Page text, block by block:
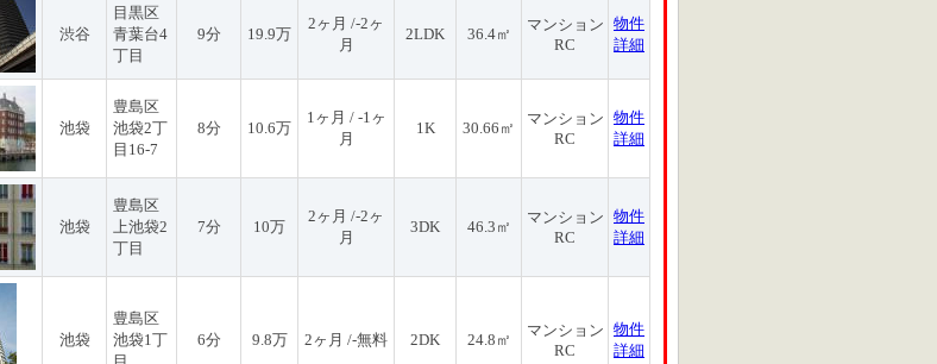
渋谷
目黒区
青葉台4
丁目
9分 19.9万
2ヶ月 /-2ヶ
月
2LDK 36.4㎡
マンション
RC
物件
詳細
池袋
豊島区
池袋2丁
目16-7
8分 10.6万
1ヶ月 / -1ヶ
月
1K 30.66㎡
マンション
RC
物件
詳細
池袋
豊島区
上池袋2
丁目
7分 10万
2ヶ月 /-2ヶ
月
3DK 46.3㎡
マンション
RC
物件
詳細
池袋
豊島区
池袋1丁
6分 9.8万 2ヶ月 /-無料 2DK 24.8㎡
マンション
RC
物件
詳細